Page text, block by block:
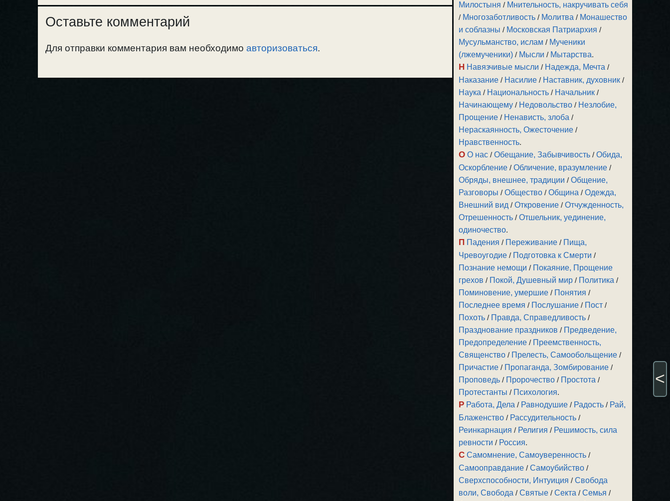
Оставьте комментарий
Для отправки комментария вам необходимо авторизоваться.
Милостыня / Мнительность, накручивать себя
/ Многозаботливость / Молитва / Монашество
и соблазны / Московская Патриархия /
Мусульманство, ислам / Мученики
(лжемученики) / Мысли / Мытарства.
Н Навязчивые мысли / Надежда, Мечта /
Наказание / Насилие / Наставник, духовник /
Наука / Национальность / Начальник /
Начинающему / Недовольство / Незлобие,
Прощение / Ненависть, злоба /
Нераскаянность, Ожесточение /
Нравственность.
О О нас /Обещание, Забывчивость /Обида,
Оскорбление /Обличение, вразумление /
Обряды, внешнее, традиции /Общение,
Разговоры /Общество /Община /Одежда,
Внешний вид /Откровение /Отчужденность,
Отрешенность /Отшельник, уединение,
одиночество.
П Падения / Переживание / Пища,
Чревоугодие / Подготовка к Смерти /
Познание немощи / Покаяние, Прощение
грехов / Покой, Душевный мир / Политика /
Поминовение, умершие / Понятия /
Последнее время / Послушание / Пост /
Похоть / Правда, Справедливость /
Празднование праздников / Предведение,
Предопределение / Преемственность,
Священство / Прелесть, Самообольщение /
Причастие / Пропаганда, Зомбирование /
Проповедь / Пророчество / Простота /
Протестанты / Психология.
Р Работа, Дела / Равнодушие / Радость / Рай,
Блаженство / Рассудительность /
Реинкарнация / Религия / Решимость, сила
ревности / Россия.
С Самомнение, Самоуверенность /
Самооправдание /Самоубийство /
Сверхспособности, Интуиция /Свобода
воли, Свобода /Святые /Секта /Семья /
<